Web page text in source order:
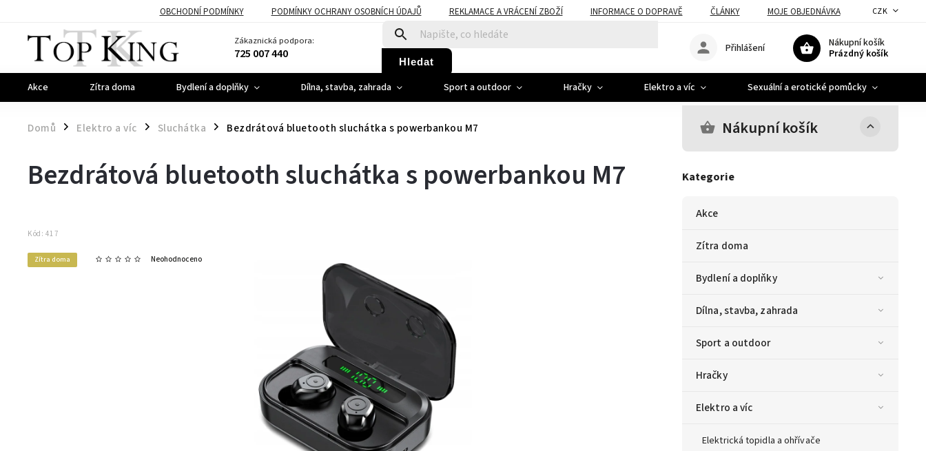
OBCHODNÍ PODMÍNKY PODMÍNKY OCHRANY OSOBNÍCH ÚDAJŮ REKLAMACE A VRÁCENÍ ZBOŽÍ INFORMACE O DOPRAVĚ ČLÁNKY MOJE OBJEDNÁVKA CZK
Zákaznická podpora:
725 007 440 Hledat
Nákupní košík
Prázdný košík
Přihlášení
Akce Zítra doma Bydlení a doplňky Dílna, stavba, zahrada Sport a outdoor Hračky Elektro a víc Sexuální a erotické pomůcky
Domů / Elektro a víc / Sluchátka / Bezdrátová bluetooth sluchátka s powerbankou M7 Nákupní košík
Kategorie
Akce
Zítra doma
Bydlení a doplňky
Dílna, stavba, zahrada
Sport a outdoor
Hračky
Elektro a víc
Elektrická topidla a ohřívače
Bezdrátová bluetooth sluchátka s powerbankou M7
Kód: 417
Zítra doma Neohodnoceno